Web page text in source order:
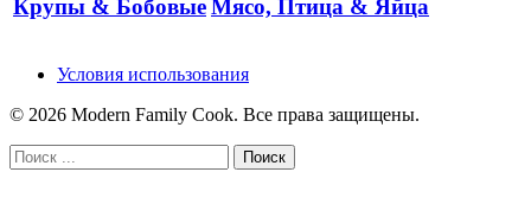
Крупы & БобовыеМясо, Птица & Яйца
Условия использования
© 2026 Modern Family Cook. Все права защищены.